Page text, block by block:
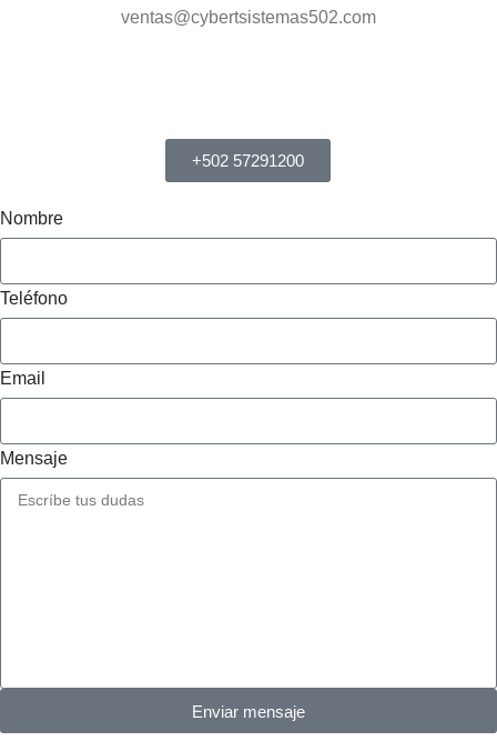
ventas@cybertsistemas502.com
+502 57291200
Nombre
Teléfono
Email
Mensaje
Enviar mensaje